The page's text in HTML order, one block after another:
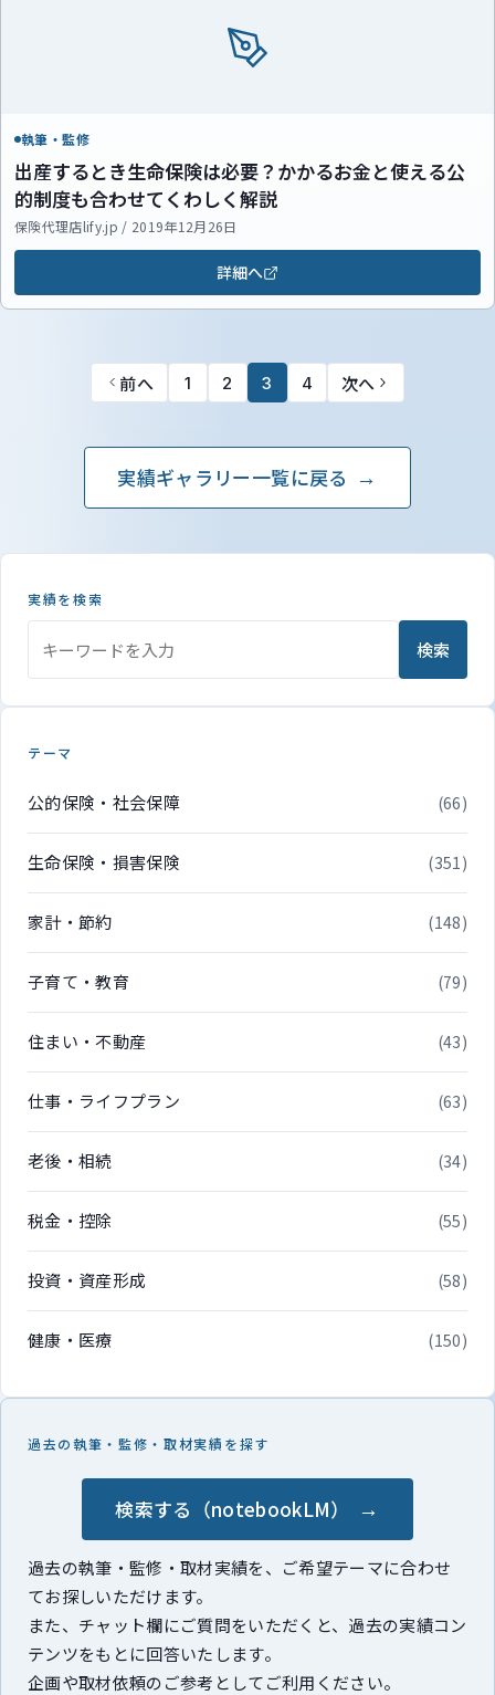
執筆・監修
出産するとき生命保険は必要？かかるお金と使える公
的制度も合わせてくわしく解説
保険代理店lify.jp / 2019年12月26日
詳細へ
前へ 1 2 3 4 次へ
実績ギャラリー一覧に戻る
実績を検索
検索
テーマ
公的保険・社会保障 (66)
生命保険・損害保険 (351)
家計・節約 (148)
子育て・教育 (79)
住まい・不動産 (43)
仕事・ライフプラン (63)
老後・相続 (34)
税金・控除 (55)
投資・資産形成 (58)
健康・医療 (150)
過去の執筆・監修・取材実績を探す
検索する（notebookLM）
過去の執筆・監修・取材実績を、ご希望テーマに合わせ
てお探しいただけます。
また、チャット欄にご質問をいただくと、過去の実績コン
テンツをもとに回答いたします。
企画や取材依頼のご参考としてご利用ください。